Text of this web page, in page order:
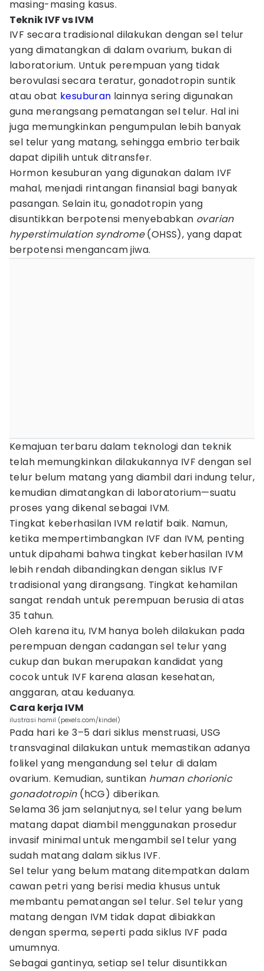
masing-masing kasus.
Teknik IVF vs IVM
IVF secara tradisional dilakukan dengan sel telur
yang dimatangkan di dalam ovarium, bukan di
laboratorium. Untuk perempuan yang tidak
berovulasi secara teratur, gonadotropin suntik
atau obat kesuburan lainnya sering digunakan
guna merangsang pematangan sel telur. Hal ini
juga memungkinkan pengumpulan lebih banyak
sel telur yang matang, sehingga embrio terbaik
dapat dipilih untuk ditransfer.
Hormon kesuburan yang digunakan dalam IVF
mahal, menjadi rintangan finansial bagi banyak
pasangan. Selain itu, gonadotropin yang
disuntikkan berpotensi menyebabkan ovarian
hyperstimulation syndrome(OHSS), yang dapat
berpotensi mengancam jiwa.
Kemajuan terbaru dalam teknologi dan teknik
telah memungkinkan dilakukannya IVF dengan sel
telur belum matang yang diambil dari indung telur,
kemudian dimatangkan di laboratorium—suatu
proses yang dikenal sebagai IVM.
Tingkat keberhasilan IVM relatif baik. Namun,
ketika mempertimbangkan IVF dan IVM, penting
untuk dipahami bahwa tingkat keberhasilan IVM
lebih rendah dibandingkan dengan siklus IVF
tradisional yang dirangsang. Tingkat kehamilan
sangat rendah untuk perempuan berusia di atas
35 tahun.
Oleh karena itu, IVM hanya boleh dilakukan pada
perempuan dengan cadangan sel telur yang
cukup dan bukan merupakan kandidat yang
cocok untuk IVF karena alasan kesehatan,
anggaran, atau keduanya.
Cara kerja IVM
ilustrasi hamil (pexels.com/kindel)
Pada hari ke 3–5 dari siklus menstruasi, USG
transvaginal dilakukan untuk memastikan adanya
folikel yang mengandung sel telur di dalam
ovarium. Kemudian, suntikan human chorionic
gonadotropin(hCG) diberikan.
Selama 36 jam selanjutnya, sel telur yang belum
matang dapat diambil menggunakan prosedur
invasif minimal untuk mengambil sel telur yang
sudah matang dalam siklus IVF.
Sel telur yang belum matang ditempatkan dalam
cawan petri yang berisi media khusus untuk
membantu pematangan sel telur. Sel telur yang
matang dengan IVM tidak dapat dibiakkan
dengan sperma, seperti pada siklus IVF pada
umumnya.
Sebagai gantinya, setiap sel telur disuntikkan